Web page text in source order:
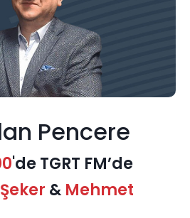
Pencere
'de TGRT FM’de
& Mehmet